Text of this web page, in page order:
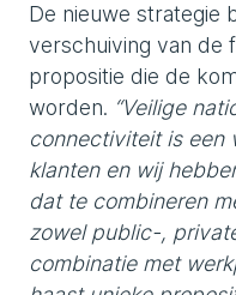
De nieuwe strategie
verschuiving van de
propositie die de
worden. “Veilige
connectiviteit is een
klanten en wij
dat te combineren
zowel public-,
combinatie met